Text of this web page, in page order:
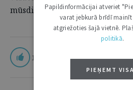
mūsdienīgai tiesas pārvaldībai.
1
Papildinformācijai atveriet
varat jebkurā brīdī mainīt
atgriežoties šajā vietnē.
politikā.
PIEŅEMT